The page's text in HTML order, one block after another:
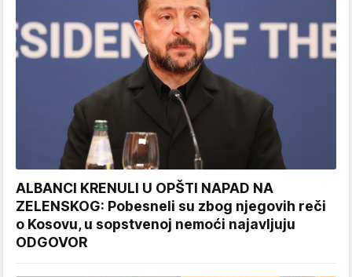
ALBANCI KRENULI U OPŠTI NAPAD NA
ZELENSKOG: Pobesneli su zbog njegovih reči
o Kosovu, u sopstvenoj nemoći najavljuju
ODGOVOR